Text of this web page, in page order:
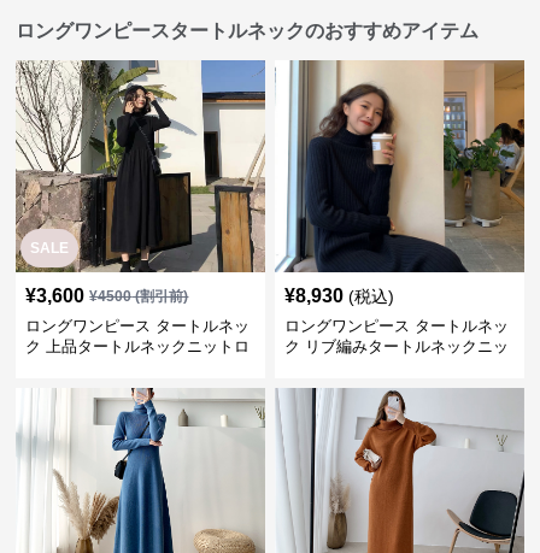
ロングワンピースタートルネックのおすすめアイテム
SALE
¥3,600 ¥4500(割引前)
ロングワンピース タートルネッ
ク 上品タートルネックニットロ
¥8,930 (税込)
ロングワンピース タートルネッ
ク リブ編みタートルネックニッ